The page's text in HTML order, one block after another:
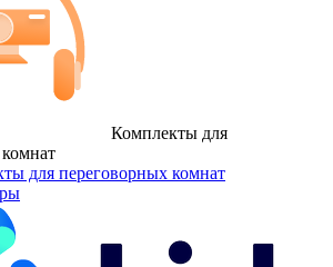
Комплекты для
для переговорных комнат